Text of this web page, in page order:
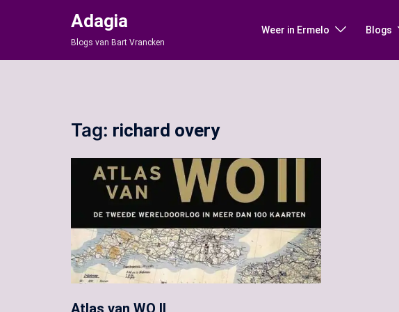
inhoud
Adagia
Blogs van Bart Vrancken
Weer in Ermelo Blogs
Tag: richard overy
Atlas van WO II